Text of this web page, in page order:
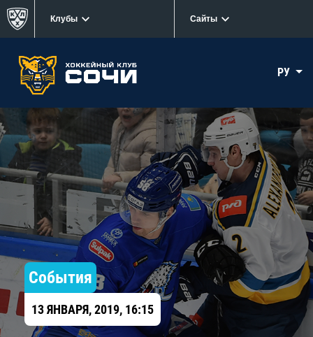
Клубы Сайты
РУ
События
13 ЯНВАРЯ, 2019, 16:15